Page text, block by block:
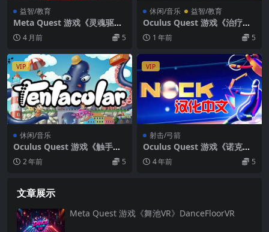
益智/教育
Meta Quest 游戏《灵魂驱动
VR》SoulDrive VR
4 月前 5
休闲/音乐 益智/教育
Oculus Quest 游戏《治疗》T
he Gift VR
1 年前 5
VIP
休闲/音乐
Oculus Quest 游戏《触手巧
匠》Tentacular VR
2 年前 5
VIP
射击/弓箭
Oculus Quest 游戏《诺克射
箭 汉化中文版》Nock VR
4 年前 5
文章展示
Meta Quest 游戏《舞池VR》DanceFloorVR